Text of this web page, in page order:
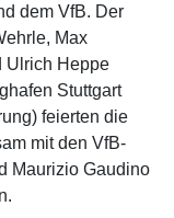
dem VfB. Der
Max
Ulrich Heppe
Stuttgart
feierten die
mit den VfB-
Maurizio Gaudino